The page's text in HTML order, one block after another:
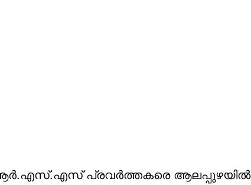
ആര്‍.എസ്.എസ് പ്രവര്‍ത്തകരെ ആലപ്പുഴയില്‍